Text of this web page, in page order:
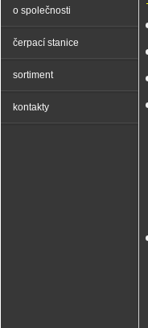
o společnosti
čerpací stanice
sortiment
kontakty